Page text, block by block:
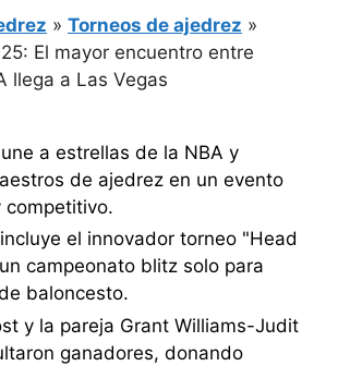
» Torneos de ajedrez »
El mayor encuentro entre
llega a Las Vegas
a estrellas de la NBA y
de ajedrez en un evento
competitivo.
el innovador torneo "Head
campeonato blitz solo para
baloncesto.
y la pareja Grant Williams-Judit
ganadores, donando